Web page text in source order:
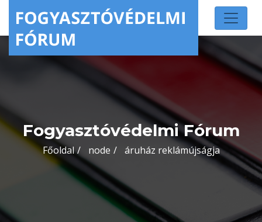
Fogyasztóvédelmi Fórum
Főoldal node áruház reklámújságja